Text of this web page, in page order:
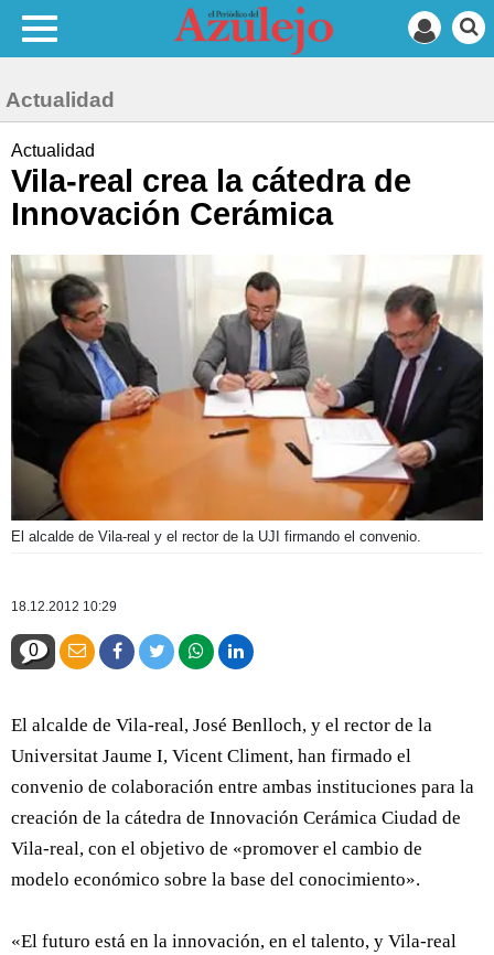
Actualidad
Actualidad
Vila-real crea la cátedra de
Innovación Cerámica
El alcalde de Vila-real y el rector de la UJI firmando el convenio.
18.12.2012 10:29
0
El alcalde de Vila-real, José Benlloch, y el rector de la
Universitat Jaume I, Vicent Climent, han firmado el
convenio de colaboración entre ambas instituciones para la
creación de la cátedra de Innovación Cerámica Ciudad de
Vila-real, con el objetivo de «promover el cambio de
modelo económico sobre la base del conocimiento».
«El futuro está en la innovación, en el talento, y Vila-real